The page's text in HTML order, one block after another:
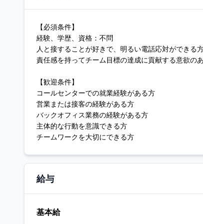
【必須条件】
経験、学歴、資格：不問
人と接することが好きで、明るい電話応対ができる
責任感を持ってチーム目標の達成に貢献する意欲の
【歓迎条件】
コールセンターでの就業経験がある方
営業または接客の経験がある方
バックオフィス業務の経験がある方
主体的な行動を意識できる方
チームワークを大切にできる方
給与
基本給